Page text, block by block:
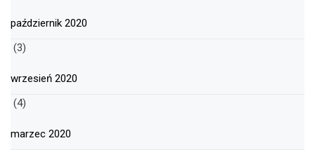
październik 2020
(3)
wrzesień 2020
(4)
marzec 2020